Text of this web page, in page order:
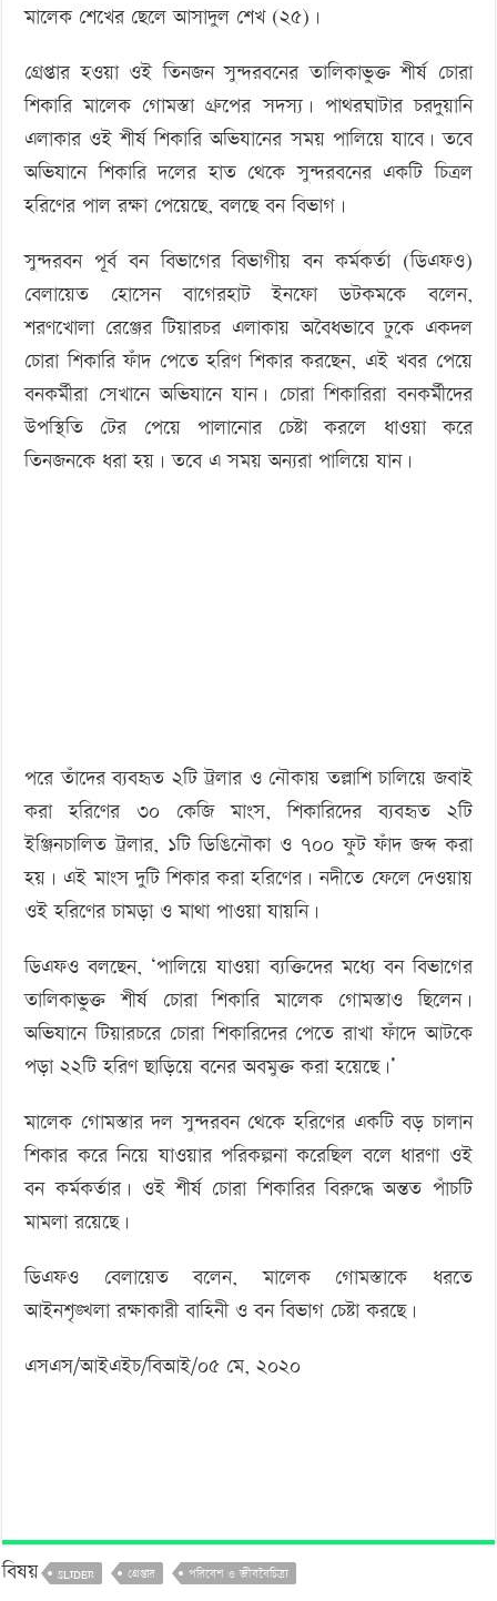
মালেক শেখের ছেলে আসাদুল শেখ (২৫)।
গ্রেপ্তার হওয়া ওই তিনজন সুন্দরবনের তালিকাভুক্ত শীর্ষ চোরা
শিকারি মালেক গোমস্তা গ্রুপের সদস্য। পাথরঘাটার চরদুয়ানি
এলাকার ওই শীর্ষ শিকারি অভিযানের সময় পালিয়ে যাবে। তবে
অভিযানে শিকারি দলের হাত থেকে সুন্দরবনের একটি চিত্রল
হরিণের পাল রক্ষা পেয়েছে, বলছে বন বিভাগ।
সুন্দরবন পূর্ব বন বিভাগের বিভাগীয় বন কর্মকর্তা (ডিএফও)
বেলায়েত হোসেন বাগেরহাট ইনফো ডটকমকে বলেন,
শরণখোলা রেঞ্জের টিয়ারচর এলাকায় অবৈধভাবে ঢুকে একদল
চোরা শিকারি ফাঁদ পেতে হরিণ শিকার করছেন, এই খবর পেয়ে
বনকর্মীরা সেখানে অভিযানে যান। চোরা শিকারিরা বনকর্মীদের
উপস্থিতি টের পেয়ে পালানোর চেষ্টা করলে ধাওয়া করে
তিনজনকে ধরা হয়। তবে এ সময় অন্যরা পালিয়ে যান।
পরে তাঁদের ব্যবহৃত ২টি ট্রলার ও নৌকায় তল্লাশি চালিয়ে জবাই
করা হরিণের ৩০ কেজি মাংস, শিকারিদের ব্যবহৃত ২টি
ইঞ্জিনচালিত ট্রলার, ১টি ডিঙিনৌকা ও ৭০০ ফুট ফাঁদ জব্দ করা
হয়। এই মাংস দুটি শিকার করা হরিণের। নদীতে ফেলে দেওয়ায়
ওই হরিণের চামড়া ও মাথা পাওয়া যায়নি।
ডিএফও বলছেন, ‘পালিয়ে যাওয়া ব্যক্তিদের মধ্যে বন বিভাগের
তালিকাভুক্ত শীর্ষ চোরা শিকারি মালেক গোমস্তাও ছিলেন।
অভিযানে টিয়ারচরে চোরা শিকারিদের পেতে রাখা ফাঁদে আটকে
পড়া ২২টি হরিণ ছাড়িয়ে বনের অবমুক্ত করা হয়েছে।’
মালেক গোমস্তার দল সুন্দরবন থেকে হরিণের একটি বড় চালান
শিকার করে নিয়ে যাওয়ার পরিকল্পনা করেছিল বলে ধারণা ওই
বন কর্মকর্তার। ওই শীর্ষ চোরা শিকারির বিরুদ্ধে অন্তত পাঁচটি
মামলা রয়েছে।
ডিএফও বেলায়েত বলেন, মালেক গোমস্তাকে ধরতে
আইনশৃঙ্খলা রক্ষাকারী বাহিনী ও বন বিভাগ চেষ্টা করছে।
এসএস/আইএইচ/বিআই/০৫ মে, ২০২০
বিষয় SLIDER গ্রেপ্তার পরিবেশ ও জীববৈচিত্র্য